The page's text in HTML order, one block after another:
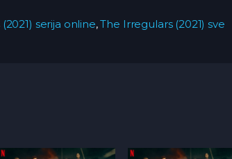
serija online,The Irregulars (2021) sve